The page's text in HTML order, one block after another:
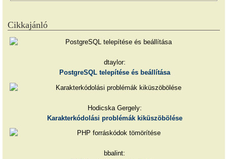
Cikkajánló
dtaylor:
PostgreSQL telepítése és beállítása
Hodicska Gergely:
Karakterkódolási problémák kiküszöbölése
bbalint: